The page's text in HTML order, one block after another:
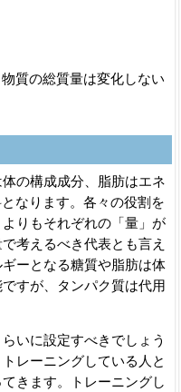
質の総質量は変化しない
の構成成分、脂肪はエネ
なります。各々の役割を
りもそれぞれの「量」が
考えるべき代表とも言え
ーとなる糖質や脂肪は体
すが、タンパク質は代用
いに設定すべきでしょう
レーニングしている人と
きます。トレーニングし